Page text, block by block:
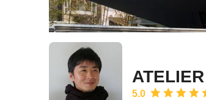
平均評価：5つ星
5.0